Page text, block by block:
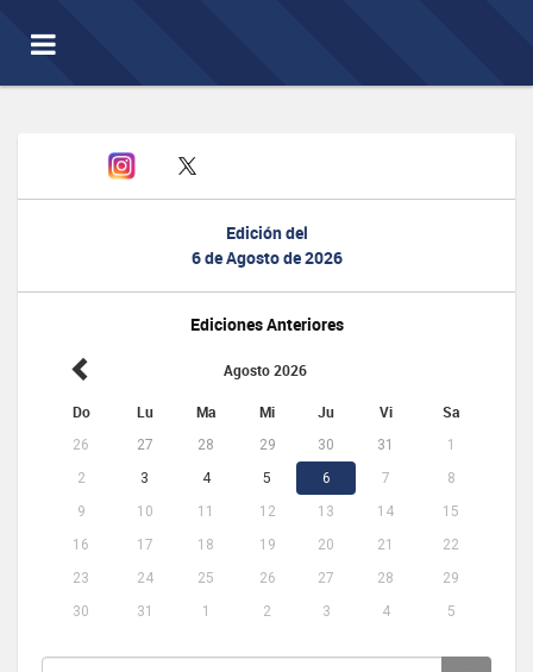
Toggle
navigation
Edición del
6 de Agosto de 2026
Ediciones Anteriores
Agosto 2026
Do Lu Ma Mi Ju Vi Sa
26 27 28 29 30 31
1
2
3 4 5 6 7
8
9
10 11 12 13 14
15
16
17 18 19 20 21
22
23
24 25 26 27 28
29
30
31 1 2 3 4 5